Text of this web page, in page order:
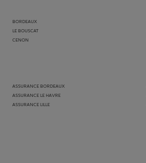
BORDEAUX
LE BOUSCAT
CENON
ASSURANCE BORDEAUX
ASSURANCE LE HAVRE
ASSURANCE LILLE